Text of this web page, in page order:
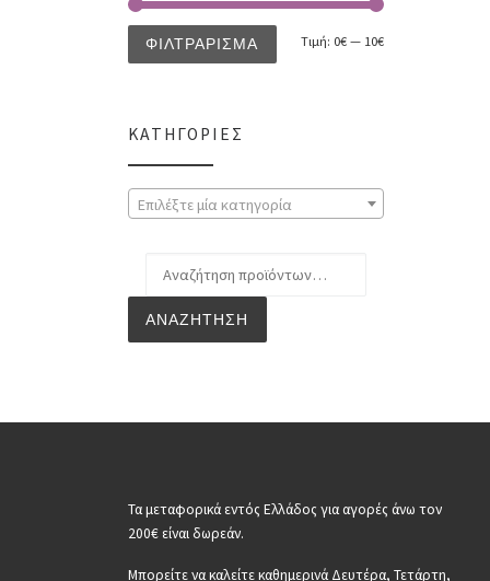
ΦΙΛΤΡΆΡΙΣΜΑ Τιμή: 0€ — 10€
ΚΑΤΗΓΟΡΊΕΣ
Επιλέξτε μία κατηγορία
ΑΝΑΖΉΤΗΣΗ
Τα μεταφορικά εντός Ελλάδος για αγορές άνω τον
200€ είναι δωρεάν.
Μπορείτε να καλείτε καθημερινά Δευτέρα, Τετάρτη,